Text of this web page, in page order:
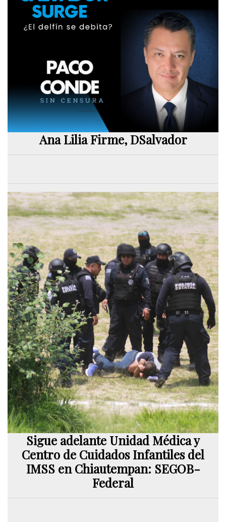
Ana Lilia Firme, DSalvador
Sigue adelante Unidad Médica y
Centro de Cuidados Infantiles del
IMSS en Chiautempan: SEGOB-
Federal